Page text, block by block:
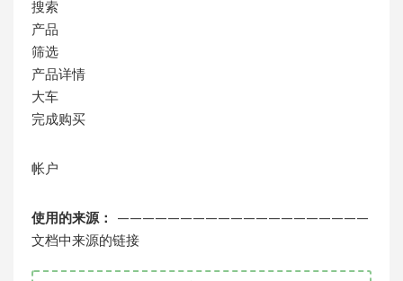
搜索
产品
筛选
产品详情
大车
完成购买
帐户
使用的来源：
————————————————————
文档中来源的链接